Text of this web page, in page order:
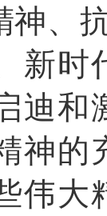
、
新时
迪和
神的
伟大